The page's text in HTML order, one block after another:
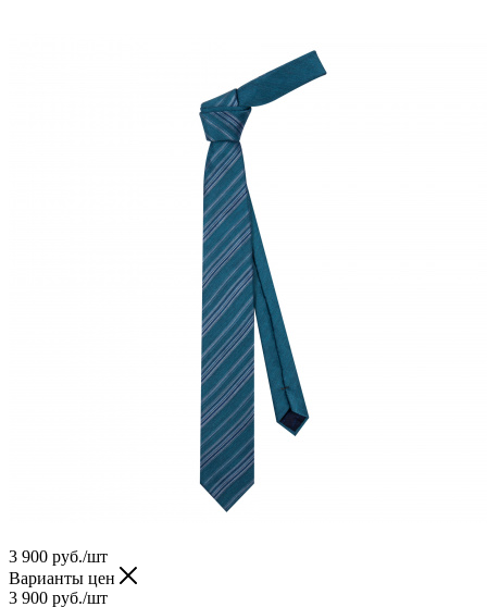
3 900 руб./шт
Варианты цен
3 900 руб./шт